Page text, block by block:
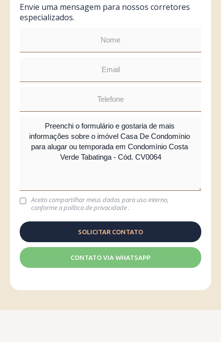
Envie uma mensagem para nossos corretores
especializados.
Aceito compartilhar meus dados para uso interno,
conforme apolítica de privacidade.
CONTATO VIA WHATSAPP